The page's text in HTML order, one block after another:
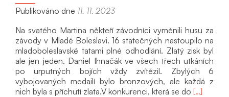
Publikováno dne 11. 11. 2023
Na svatého Martina někteří závodníci vyměnili husu za
závody v Mladé Boleslavi. 16 statečných nastoupilo na
mladoboleslavské tatami plné odhodlání. Zlatý zisk byl
ale jen jeden. Daniel Ihnačák ve všech třech utkáních
po urputných bojích vždy zvítězil. Zbylých 6
vybojovaných medailí bylo bronzových, ale každá z
nich byla s příchutí zlata.V konkurenci, která se do Přečíst
[…]